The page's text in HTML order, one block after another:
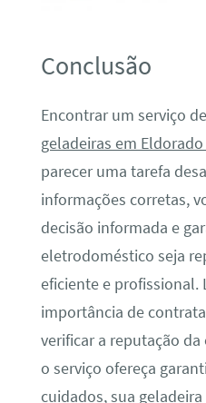
Conclusão
Encontrar um serviço de
geladeiras em Eldorado
parecer uma tarefa
informações corretas,
decisão informada e
eletrodoméstico seja
eficiente e profissional.
importância de
verificar a reputação
o serviço ofereça
cuidados, sua